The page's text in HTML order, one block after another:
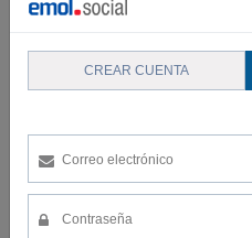
CREAR CUENTA